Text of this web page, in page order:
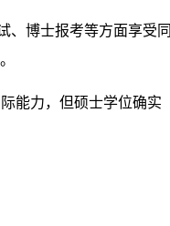
、博士报考等方面享受同
能力，但硕士学位确实